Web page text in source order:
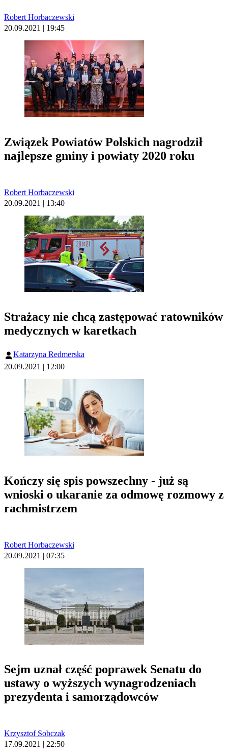
Robert Horbaczewski
20.09.2021 | 19:45
Związek Powiatów Polskich nagrodził
najlepsze gminy i powiaty 2020 roku
Robert Horbaczewski
20.09.2021 | 13:40
Strażacy nie chcą zastępować ratowników
medycznych w karetkach
Katarzyna Redmerska
20.09.2021 | 12:00
Kończy się spis powszechny - już są
wnioski o ukaranie za odmowę rozmowy z
rachmistrzem
Robert Horbaczewski
20.09.2021 | 07:35
Sejm uznał część poprawek Senatu do
ustawy o wyższych wynagrodzeniach
prezydenta i samorządowców
Krzysztof Sobczak
17.09.2021 | 22:50